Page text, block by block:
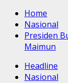
Home
Nasional
Presiden
Maimun
Headline
Nasional